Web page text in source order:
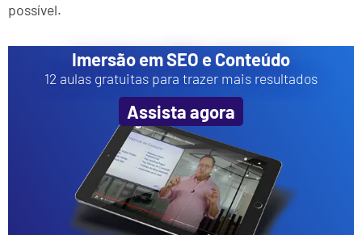
possível.
Imersão em SEO e Conteúdo
12 aulas gratuitas para trazer mais resultados
Assista agora